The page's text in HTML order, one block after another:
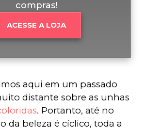
compras!
ACESSE A LOJA
aqui em um passado
distante sobre as unhas
. Portanto, até no
da beleza é cíclico, toda a